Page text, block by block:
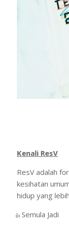
Kenali ResV
ResV adalah
kesihatan
hidup yang
👍 Semula Jadi